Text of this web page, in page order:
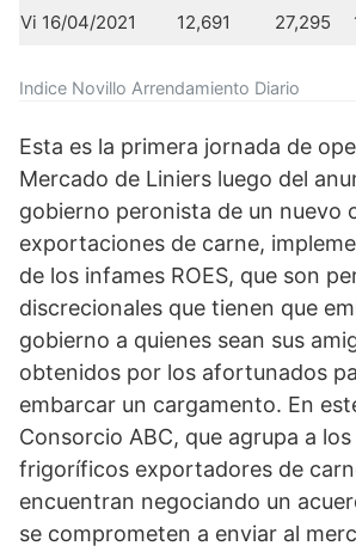
Vi 16/04/2021 12,691 27,295
Indice Novillo Arrendamiento Diario
Esta es la primera jornada de
Mercado de Liniers luego del
gobierno peronista de un nuevo
exportaciones de carne,
de los infames ROES, que son
discrecionales que tienen que
gobierno a quienes sean sus
obtenidos por los afortunados
embarcar un cargamento. En
Consorcio ABC, que agrupa a
frigoríficos exportadores de
encuentran negociando un
se comprometen a enviar al